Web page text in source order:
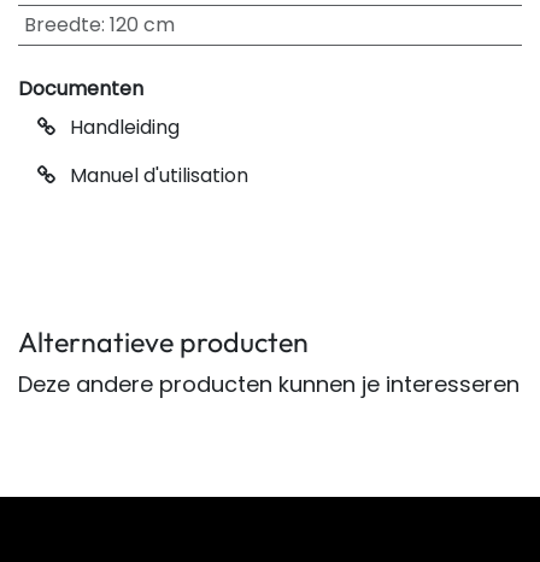
Breedte: 120 cm
Documenten
Handleiding
Manuel d'utilisation
Alternatieve producten
Deze andere producten kunnen je interesseren